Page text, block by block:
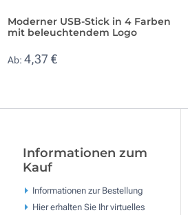
Moderner USB-Stick in 4 Farben
mit beleuchtendem Logo
Ab: 4,37 €
Informationen zum
Kauf
Informationen zur Bestellung
Hier erhalten Sie Ihr virtuelles